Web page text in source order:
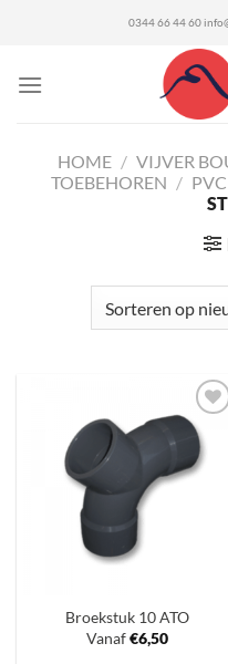
0344 66 44 60
HOME / VIJVER
TOEBEHOREN /
Toevoegen
aan
verlanglijst
Broekstuk 10 ATO
Vanaf€6,50